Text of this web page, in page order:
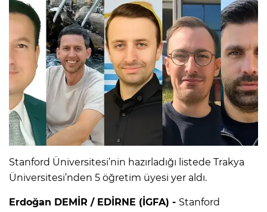
Stanford Üniversitesi’nin hazırladığı listede Trakya
Üniversitesi’nden 5 öğretim üyesi yer aldı.
Erdoğan DEMİR / EDİRNE (İGFA) - Stanford